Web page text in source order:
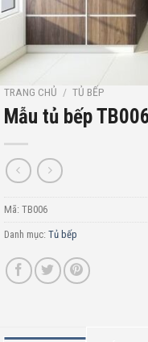
TRANG CHỦ / TỦ BẾP
Mẫu tủ bếp
Mã: TB006
Danh mục: Tủ bếp